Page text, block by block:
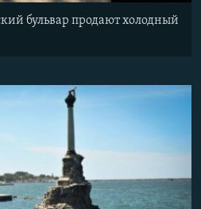
бульвар продают холодный